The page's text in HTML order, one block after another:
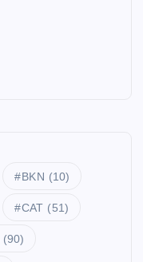
BKN (10)
CAT (51)
(90)